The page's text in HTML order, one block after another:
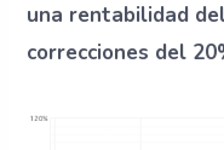
una rentabilidad
correcciones del